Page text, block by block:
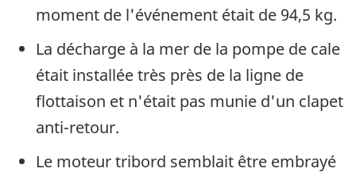
moment de l'événement était de 94,5 kg.
La décharge à la mer de la pompe de cale
était installée très près de la ligne de
flottaison et n'était pas munie d'un clapet
anti-retour.
Le moteur tribord semblait être embrayé